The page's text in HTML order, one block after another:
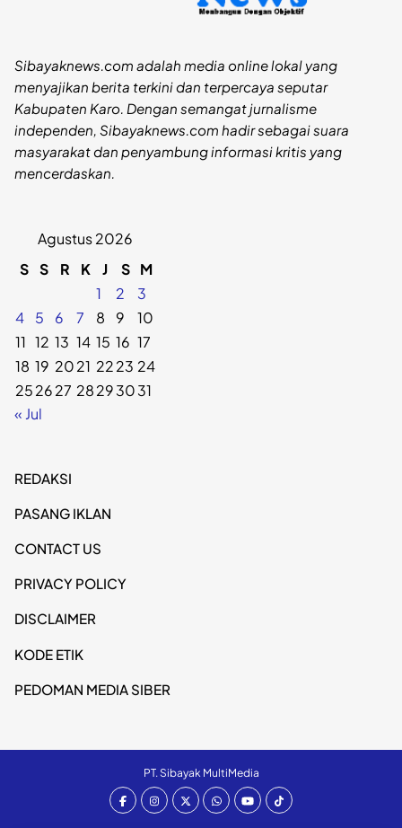
Sibayaknews.com adalah media online lokal yang
menyajikan berita terkini dan terpercaya seputar
Kabupaten Karo. Dengan semangat jurnalisme
independen, Sibayaknews.com hadir sebagai suara
masyarakat dan penyambung informasi kritis yang
mencerdaskan.
Agustus 2026
S S R K J S M
1
2
3
4
5 6 7 8 9
10
11 12 13 14 15 16 17
18 19 2021 2223 24
252627 28293031
« Jul
REDAKSI
PASANG IKLAN
CONTACT US
PRIVACY POLICY
DISCLAIMER
KODE ETIK
PEDOMAN MEDIA SIBER
PT. Sibayak MultiMedia